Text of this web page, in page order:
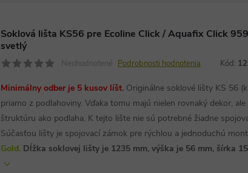
Soklová lišta KS56 pre Ecoline Click / Aquafix Click
svetlý
Neohodnotené Podrobnosti hodnotenia Kód:
Minimálny odber je 5 kusov líšt. Originálne soklové lišty KS 56
priamo z podlahoviny. Vďaka tomu majú nielen rovnaký dekor,
štruktúru ako podlaha. K tejto lište nie sú potrebné žiadne
Súčasťou lišty je spojovací zámok pre rýchlou a jednoduchú
Gold. Dĺžka soklovej lišty je 1235 mm, výška je 56 mm, šírka